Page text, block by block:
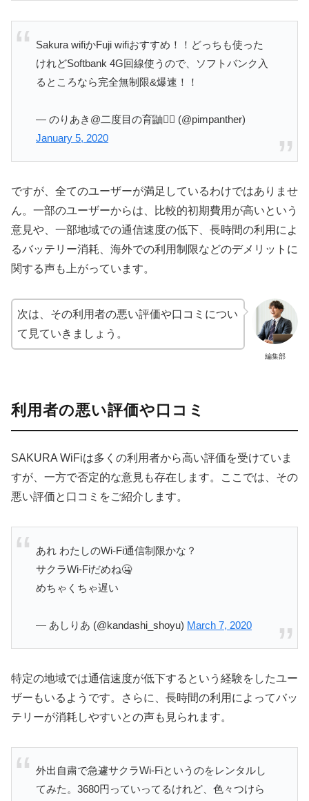
Sakura wifiかFuji wifiおすすめ！！どっちも使った
けれどSoftbank 4G回線使うので、ソフトバンク入
るところなら完全無制限&爆速！！
— のりあき@二度目の育鼬❤️‍🔥 (@pimpanther)
January 5, 2020
ですが、全てのユーザーが満足しているわけではありませ
ん。一部のユーザーからは、比較的初期費用が高いという
意見や、一部地域での通信速度の低下、長時間の利用によ
るバッテリー消耗、海外での利用制限などのデメリットに
関する声も上がっています。
編集部
次は、その利用者の悪い評価や口コミについ
て見ていきましょう。
利用者の悪い評価や口コミ
SAKURA WiFiは多くの利用者から高い評価を受けていま
すが、一方で否定的な意見も存在します。ここでは、その
悪い評価と口コミをご紹介します。
あれ わたしのWi-Fi通信制限かな？
サクラWi-Fiだめね🤐
めちゃくちゃ遅い
— あしりあ (@kandashi_shoyu) March 7, 2020
特定の地域では通信速度が低下するという経験をしたユー
ザーもいるようです。さらに、長時間の利用によってバッ
テリーが消耗しやすいとの声も見られます。
外出自粛で急遽サクラWi-Fiというのをレンタルし
てみた。3680円っていってるけれど、色々つけら